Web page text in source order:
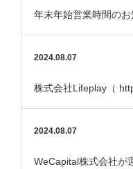
年末年始営業時間の
2024.08.07
株式会社Lifeplay（
つの金融メ…
2024.08.07
WeCapital株式会社が